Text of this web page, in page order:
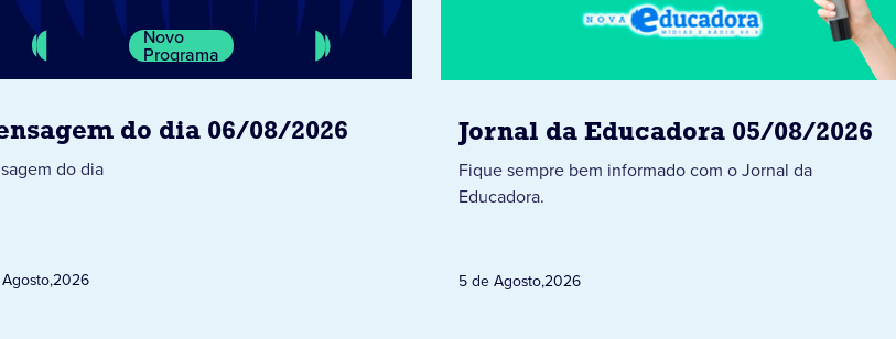
Novo
Programa
do dia 06/08/2026
do dia
,2026
Jornal da Educadora 05/08/2026
Fique sempre bem informado com o Jornal da
Educadora.
5 de Agosto,2026